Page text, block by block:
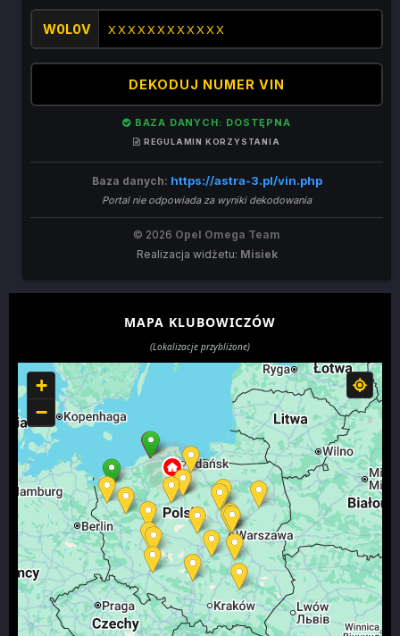
W0L0V
DEKODUJ NUMER VIN
BAZA DANYCH: DOSTĘPNA
REGULAMIN KORZYSTANIA
Baza danych: https://astra-3.pl/vin.php
Portal nie odpowiada za wyniki dekodowania
© 2026 Opel Omega Team
Realizacja widżetu: Misiek
MAPA KLUBOWICZÓW
(Lokalizacje przybliżone)
+
−